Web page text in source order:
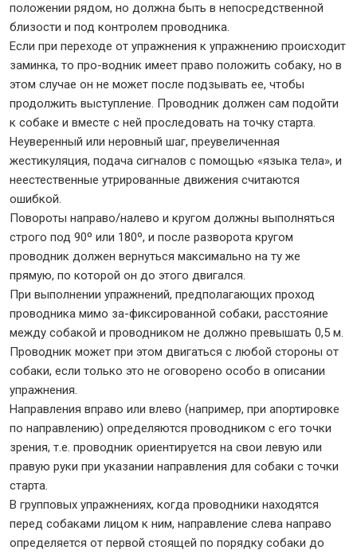
положении рядом, но должна быть в непосредственной
близости и под контролем проводника.
Если при переходе от упражнения к упражнению происходит
заминка, то про-водник имеет право положить собаку, но в
этом случае он не может после подзывать ее, чтобы
продолжить выступление. Проводник должен сам подойти
к собаке и вместе с ней проследовать на точку старта.
Неуверенный или неровный шаг, преувеличенная
жестикуляция, подача сигналов с помощью «языка тела», и
неестественные утрированные движения считаются
ошибкой.
Повороты направо/налево и кругом должны выполняться
строго под 90º или 180º, и после разворота кругом
проводник должен вернуться максимально на ту же
прямую, по которой он до этого двигался.
При выполнении упражнений, предполагающих проход
проводника мимо за-фиксированной собаки, расстояние
между собакой и проводником не должно превышать 0,5 м.
Проводник может при этом двигаться с любой стороны от
собаки, если только это не оговорено особо в описании
упражнения.
Направления вправо или влево (например, при апортировке
по направлению) определяются проводником с его точки
зрения, т.е. проводник ориентируется на свои левую или
правую руки при указании направления для собаки с точки
старта.
В групповых упражнениях, когда проводники находятся
перед собаками лицом к ним, направление слева направо
определяется от первой стоящей по порядку собаки до